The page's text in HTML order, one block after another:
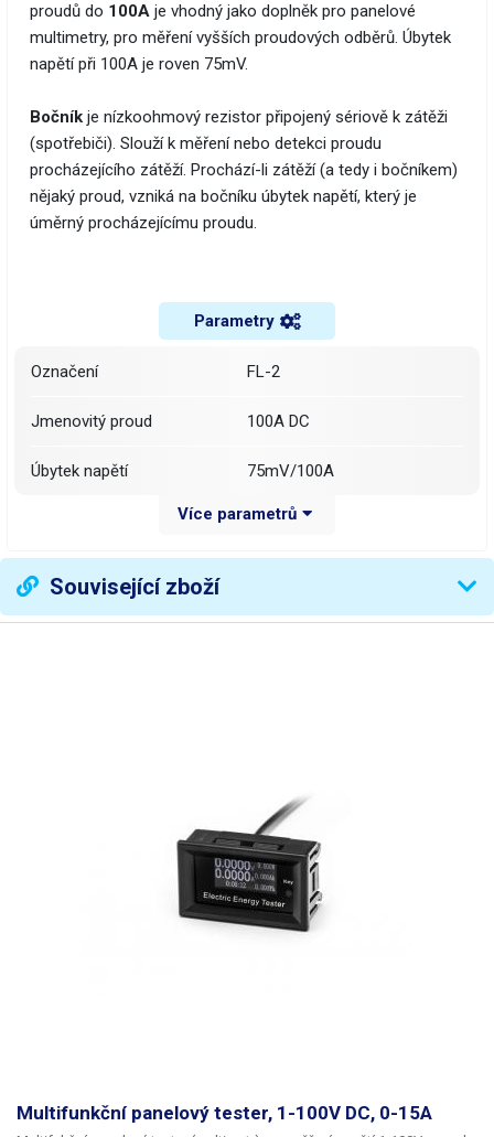
proudů do 100A je vhodný jako doplněk pro panelové
multimetry, pro měření vyšších proudových odběrů. Úbytek
napětí při 100A je roven 75mV.
Bočník je nízkoohmový rezistor připojený sériově k zátěži
(spotřebiči). Slouží k měření nebo detekci proudu
procházejícího zátěží. Prochází-li zátěží (a tedy i bočníkem)
nějaký proud, vzniká na bočníku úbytek napětí, který je
úměrný procházejícímu proudu.
Parametry
Označení FL-2
Jmenovitý proud 100A DC
Úbytek napětí 75mV/100A
120% jmenovitého proudu,
Přesnost měření
Více parametrů
Související zboží
Multifunkční panelový tester, 1-100V DC, 0-15A